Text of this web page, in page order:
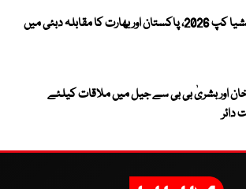
ویمنز ایشیا کپ 2026، پاکستان اور بھارت کا مقابلہ دبئی میں
اور بشریٰ بی بی سے جیل میں ملاقات کیلئے
دائر